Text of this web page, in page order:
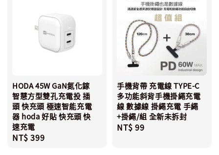
HODA 45W GaN氮化鎵
智慧方型雙孔充電投 插
頭 快充頭 極速智能充電
器 hoda 好貼 快充頭 快
速充電
Regular
NT$ 399
手機背帶 充電線 TYPE-C
多功能斜背手機掛繩充電
線 數據線 掛繩充電 手繩
+掛繩/組 全新未拆封
Regular
NT$ 99